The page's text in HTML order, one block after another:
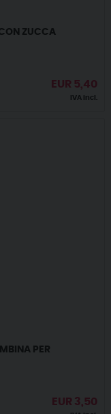
ZUCCA
EUR 5,40
IVA incl.
PER
EUR 3,50